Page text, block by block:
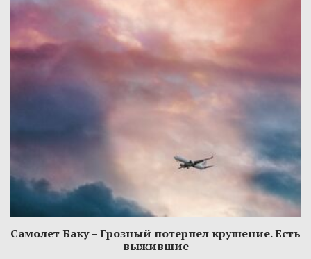
Самолет Баку – Грозный потерпел крушение. Есть
выжившие